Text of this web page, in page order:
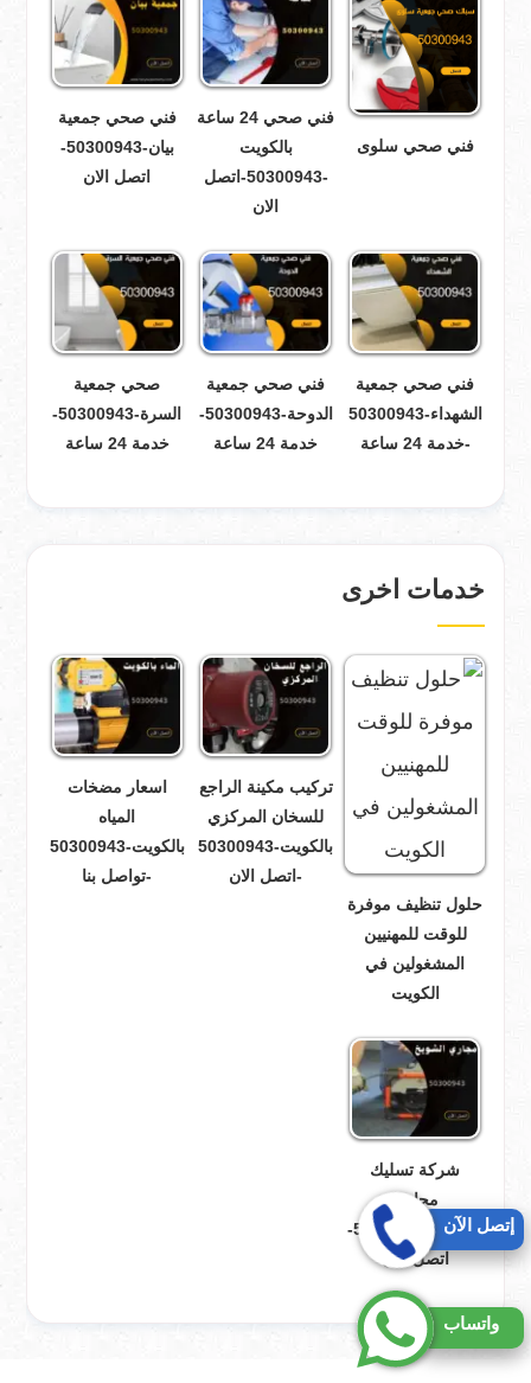
فني صحي سلوى
فني صحي 24 ساعة
بالكويت
-50300943-اتصل
الان
فني صحي جمعية
بيان-50300943-
اتصل الان
فني صحي جمعية
الشهداء-50300943
-خدمة 24 ساعة
فني صحي جمعية
الدوحة-50300943-
خدمة 24 ساعة
صحي جمعية
السرة-50300943-
خدمة 24 ساعة
خدمات اخرى
حلول تنظيف موفرة
للوقت للمهنيين
المشغولين في
الكويت
تركيب مكينة الراجع
للسخان المركزي
بالكويت-50300943
-اتصل الان
اسعار مضخات
المياه
بالكويت-50300943
-تواصل بنا
شركة تسليك
مجاري
الشويخ-50300943-
اتصل الان
واتساب
إتصل الآن